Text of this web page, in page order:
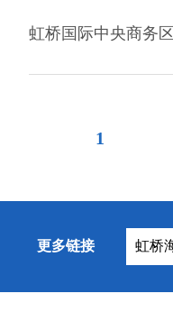
虹桥国际中央商务
1
更多链接